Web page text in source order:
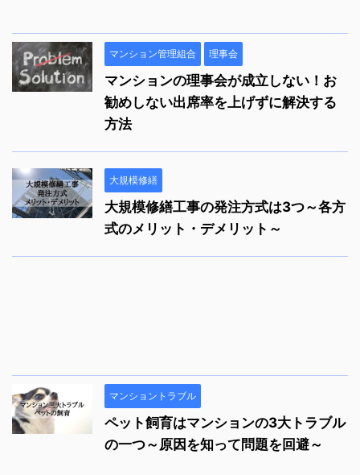
マンション管理組合 理事会
マンションの理事会が成立しない！お
勧めしない出席率を上げずに解決する
方法
大規模修繕
大規模修繕工事の発注方式は3つ～各方
式のメリット・デメリット～
マンショントラブル
ペット飼育はマンションの3大トラブル
の一つ～原因を知って問題を回避～